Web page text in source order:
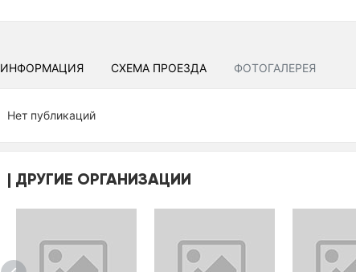
ИНФОРМАЦИЯ СХЕМА ПРОЕЗДА ФОТОГАЛЕРЕЯ
Нет публикаций
ДРУГИЕ ОРГАНИЗАЦИИ